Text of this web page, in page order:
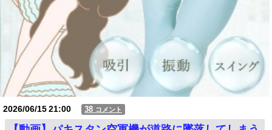
2026/06/1521:00 38 コメント